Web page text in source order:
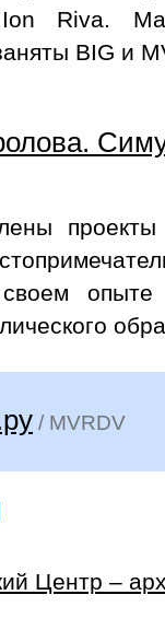
Riva.
BIG и
опыте
/ MVRDV
Центр –